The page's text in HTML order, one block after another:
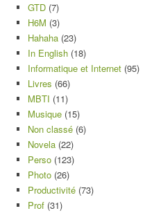
GTD (7)
H6M (3)
Hahaha (23)
In English (18)
Informatique et Internet (95)
Livres (66)
MBTI (11)
Musique (15)
Non classé (6)
Novela (22)
Perso (123)
Photo (26)
Productivité (73)
Prof (31)